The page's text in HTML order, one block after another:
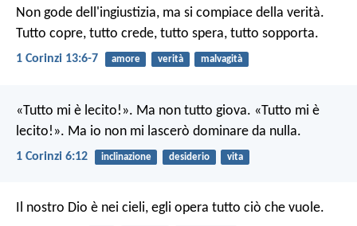
Non gode dell'ingiustizia, ma si compiace della verità.
Tutto copre, tutto crede, tutto spera, tutto sopporta.
1 Corinzi 13:6-7 amore verità malvagità
«Tutto mi è lecito!». Ma non tutto giova. «Tutto mi è
lecito!». Ma io non mi lascerò dominare da nulla.
1 Corinzi 6:12 inclinazione desiderio vita
Il nostro Dio è nei cieli, egli opera tutto ciò che vuole.